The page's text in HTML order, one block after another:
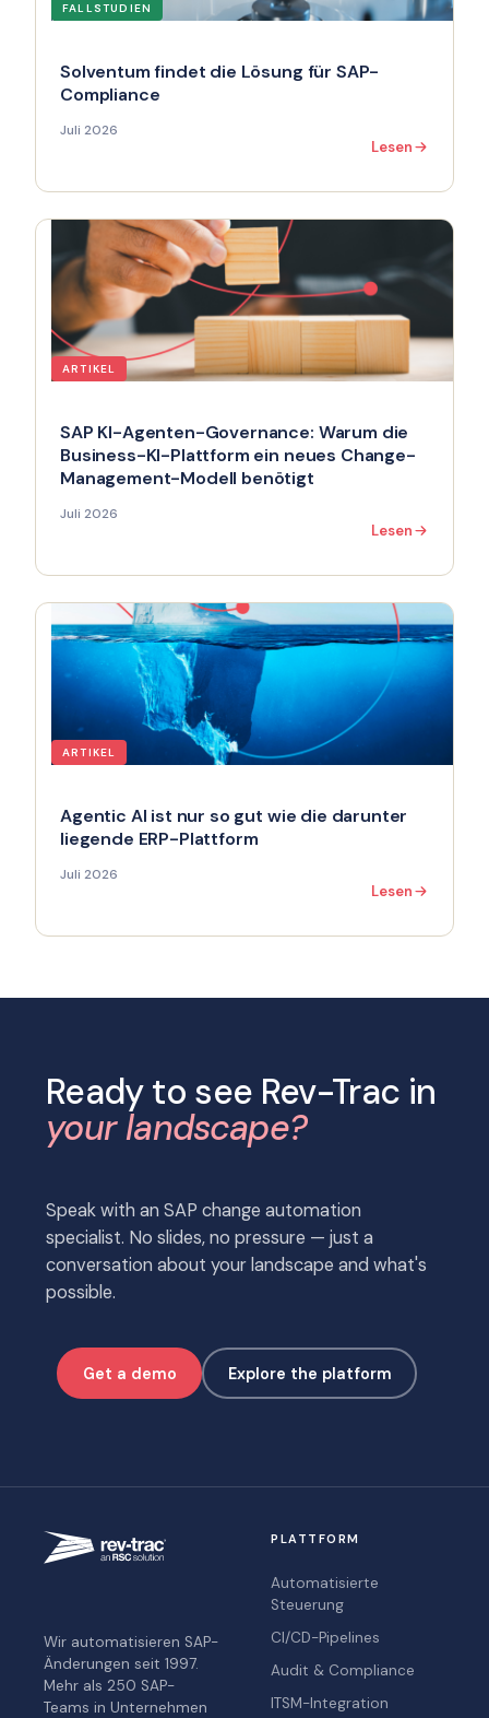
FALLSTUDIEN
Solventum findet die Lösung für SAP-
Compliance
Juli 2026
Lesen
ARTIKEL
SAP KI-Agenten-Governance: Warum die
Business-KI-Plattform ein neues Change-
Management-Modell benötigt
Juli 2026
Lesen
ARTIKEL
Agentic AI ist nur so gut wie die darunter
liegende ERP-Plattform
Juli 2026
Lesen
Ready to see Rev-Trac in
your landscape?
Speak with an SAP change automation
specialist. No slides, no pressure — just a
conversation about your landscape and what's
possible.
Get a demo Explore the platform
Wir automatisieren SAP-
Änderungen seit 1997.
Mehr als 250 SAP-
Teams in Unternehmen
PLATTFORM
Automatisierte
Steuerung
CI/CD-Pipelines
Audit & Compliance
ITSM-Integration